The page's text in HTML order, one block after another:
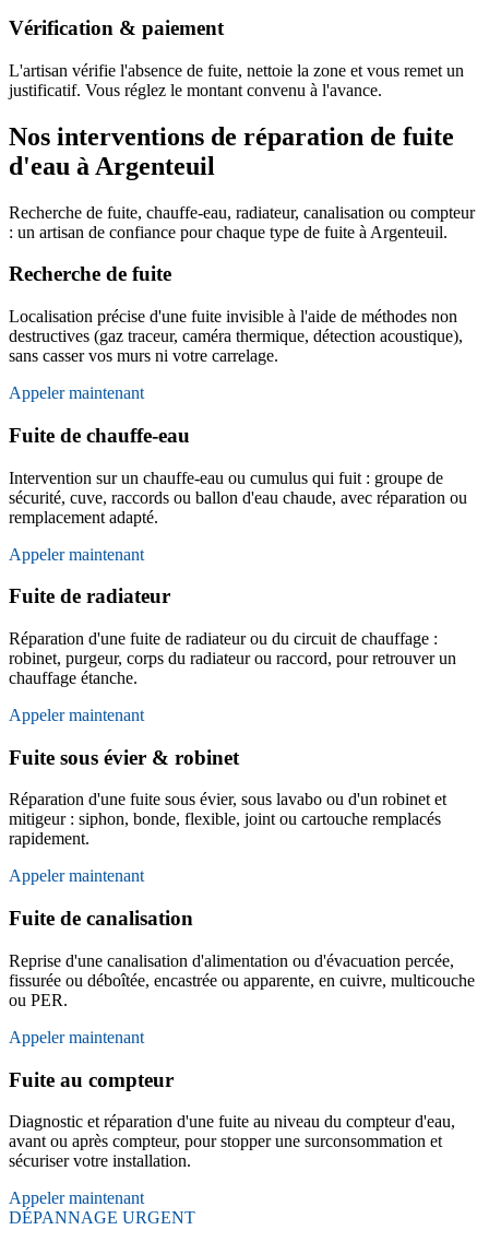
Vérification & paiement
L'artisan vérifie l'absence de fuite, nettoie la zone et vous remet un
justificatif. Vous réglez le montant convenu à l'avance.
Nos interventions de réparation de fuite
d'eau à Argenteuil
Recherche de fuite, chauffe-eau, radiateur, canalisation ou compteur
: un artisan de confiance pour chaque type de fuite à Argenteuil.
Recherche de fuite
Localisation précise d'une fuite invisible à l'aide de méthodes non
destructives (gaz traceur, caméra thermique, détection acoustique),
sans casser vos murs ni votre carrelage.
Appeler maintenant
Fuite de chauffe-eau
Intervention sur un chauffe-eau ou cumulus qui fuit : groupe de
sécurité, cuve, raccords ou ballon d'eau chaude, avec réparation ou
remplacement adapté.
Appeler maintenant
Fuite de radiateur
Réparation d'une fuite de radiateur ou du circuit de chauffage :
robinet, purgeur, corps du radiateur ou raccord, pour retrouver un
chauffage étanche.
Appeler maintenant
Fuite sous évier & robinet
Réparation d'une fuite sous évier, sous lavabo ou d'un robinet et
mitigeur : siphon, bonde, flexible, joint ou cartouche remplacés
rapidement.
Appeler maintenant
Fuite de canalisation
Reprise d'une canalisation d'alimentation ou d'évacuation percée,
fissurée ou déboîtée, encastrée ou apparente, en cuivre, multicouche
ou PER.
Appeler maintenant
Fuite au compteur
Diagnostic et réparation d'une fuite au niveau du compteur d'eau,
avant ou après compteur, pour stopper une surconsommation et
sécuriser votre installation.
Appeler maintenant
DÉPANNAGE URGENT